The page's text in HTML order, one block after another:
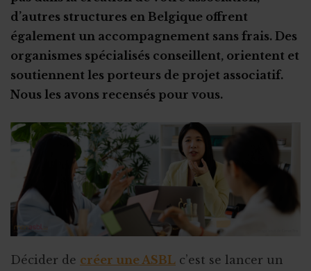
Qui contrôle les dons récoltés par votre ASBL créée pour
un proche ?
Les banques
Des revenus taxés ?
Trop d'argent récolté : que faire ?
L'aspect psychologique
Attention à la charge émotionnelle
Trouver la force de se battre au quotidien
En sortir grandi(e)
Gare aux arnaques
d’autres structures en Belgique offrent
également un accompagnement sans frais. Des
organismes spécialisés conseillent, orientent et
soutiennent les porteurs de projet associatif.
Nous les avons recensés pour vous.
Décider de créer une ASBL c’est se lancer un